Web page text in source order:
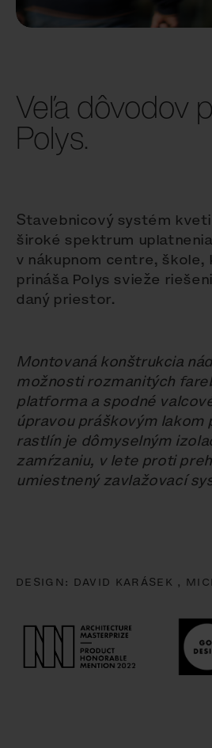
Veľa dôvodov
Polys.
Stavebnicový systém
široké spektrum
v nákupnom centre, škole,
prináša Polys svieže
daný priestor.
Montovaná konštrukcia
možnosti rozmanitých
platforma a spodné
úpravou práškovým
rastlín je dômyselným
zamŕzaniu, v lete proti
umiestnený zavlažovací
DESIGN: DAVID KARÁSEK ,